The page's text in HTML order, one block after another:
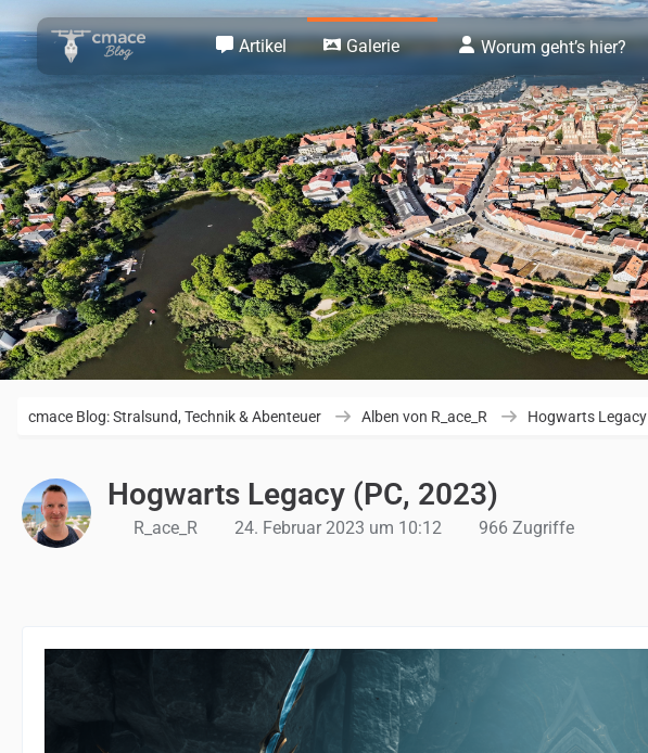
Artikel Galerie Worum geht’s hier?
cmace Blog: Stralsund, Technik & Abenteuer Alben von R_ace_R Hogwarts Legacy
Hogwarts Legacy (PC, 2023)
R_ace_R 24. Februar 2023 um 10:12 966 Zugriffe